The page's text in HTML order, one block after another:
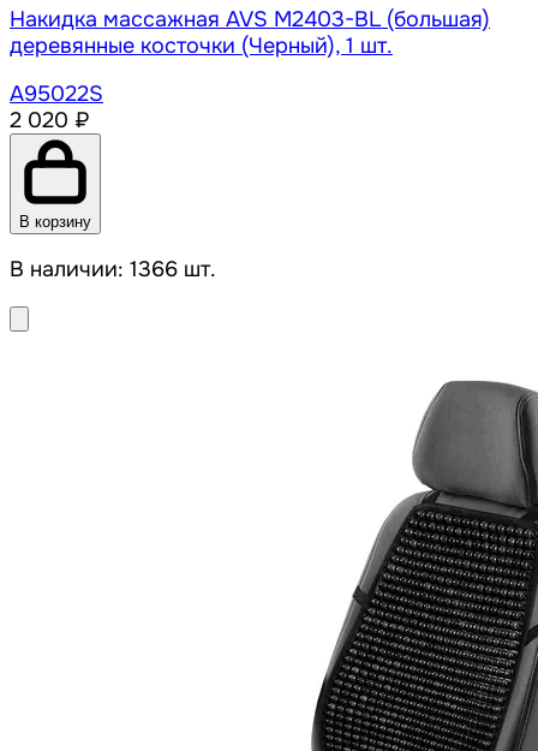
Накидка массажная AVS M2403-BL (большая)
деревянные косточки (Черный), 1 шт.
A95022S
2 020 ₽
В корзину
В наличии: 1366 шт.